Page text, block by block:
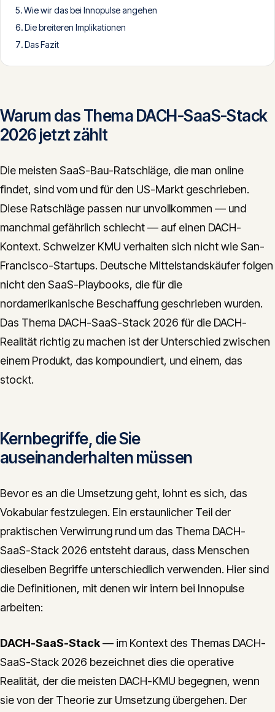
CONTACT
info@innopulse.io
Wie wir das bei Innopulse angehen
Die breiteren Implikationen
Das Fazit
Warum das Thema DACH-SaaS-Stack
2026 jetzt zählt
Die meisten SaaS-Bau-Ratschläge, die man online
findet, sind vom und für den US-Markt geschrieben.
Diese Ratschläge passen nur unvollkommen — und
manchmal gefährlich schlecht — auf einen DACH-
Kontext. Schweizer KMU verhalten sich nicht wie San-
Francisco-Startups. Deutsche Mittelstandskäufer folgen
nicht den SaaS-Playbooks, die für die
nordamerikanische Beschaffung geschrieben wurden.
Das Thema DACH-SaaS-Stack 2026 für die DACH-
Realität richtig zu machen ist der Unterschied zwischen
einem Produkt, das kompoundiert, und einem, das
stockt.
Kernbegriffe, die Sie
auseinanderhalten müssen
Bevor es an die Umsetzung geht, lohnt es sich, das
Vokabular festzulegen. Ein erstaunlicher Teil der
praktischen Verwirrung rund um das Thema DACH-
SaaS-Stack 2026 entsteht daraus, dass Menschen
dieselben Begriffe unterschiedlich verwenden. Hier sind
die Definitionen, mit denen wir intern bei Innopulse
arbeiten:
DACH-SaaS-Stack— im Kontext des Themas DACH-
SaaS-Stack 2026 bezeichnet dies die operative
Realität, der die meisten DACH-KMU begegnen, wenn
sie von der Theorie zur Umsetzung übergehen. Der